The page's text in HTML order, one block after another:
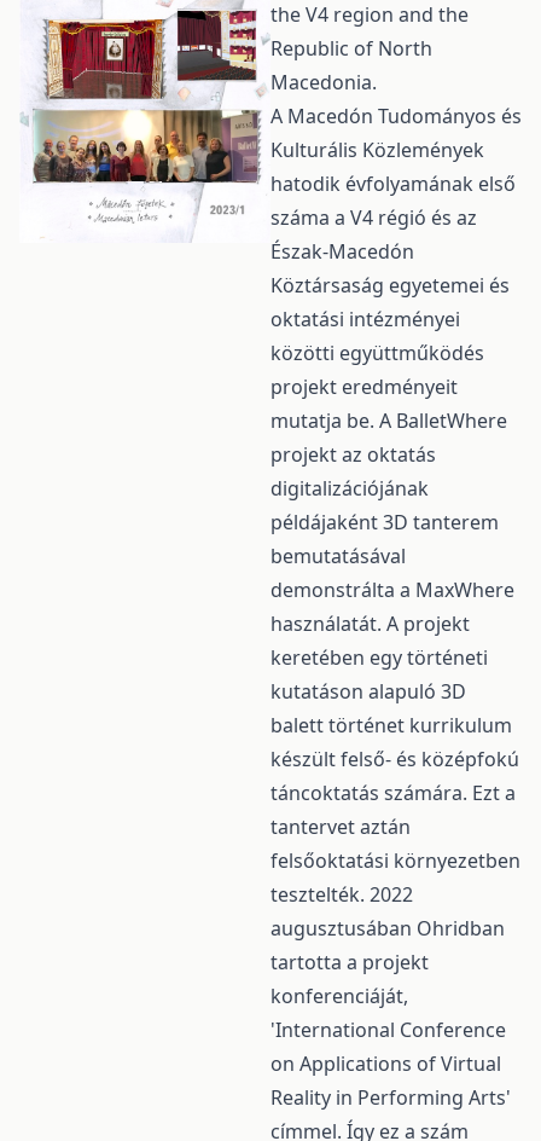
the V4 region and the
Republic of North
Macedonia.
A Macedón Tudományos és
Kulturális Közlemények
hatodik évfolyamának első
száma a V4 régió és az
Észak-Macedón
Köztársaság egyetemei és
oktatási intézményei
közötti együttműködés
projekt eredményeit
mutatja be. A BalletWhere
projekt az oktatás
digitalizációjának
példájaként 3D tanterem
bemutatásával
demonstrálta a MaxWhere
használatát. A projekt
keretében egy történeti
kutatáson alapuló 3D
balett történet kurrikulum
készült felső- és középfokú
táncoktatás számára. Ezt a
tantervet aztán
felsőoktatási környezetben
tesztelték. 2022
augusztusában Ohridban
tartotta a projekt
konferenciáját,
'International Conference
on Applications of Virtual
Reality in Performing Arts'
címmel. Így ez a szám